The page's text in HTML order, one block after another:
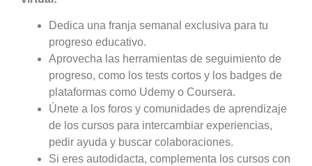
Dedica una franja semanal exclusiva para tu
progreso educativo.
Aprovecha las herramientas de seguimiento de
progreso, como los tests cortos y los badges de
plataformas como Udemy o Coursera.
Únete a los foros y comunidades de aprendizaje
de los cursos para intercambiar experiencias,
pedir ayuda y buscar colaboraciones.
Si eres autodidacta, complementa los cursos con